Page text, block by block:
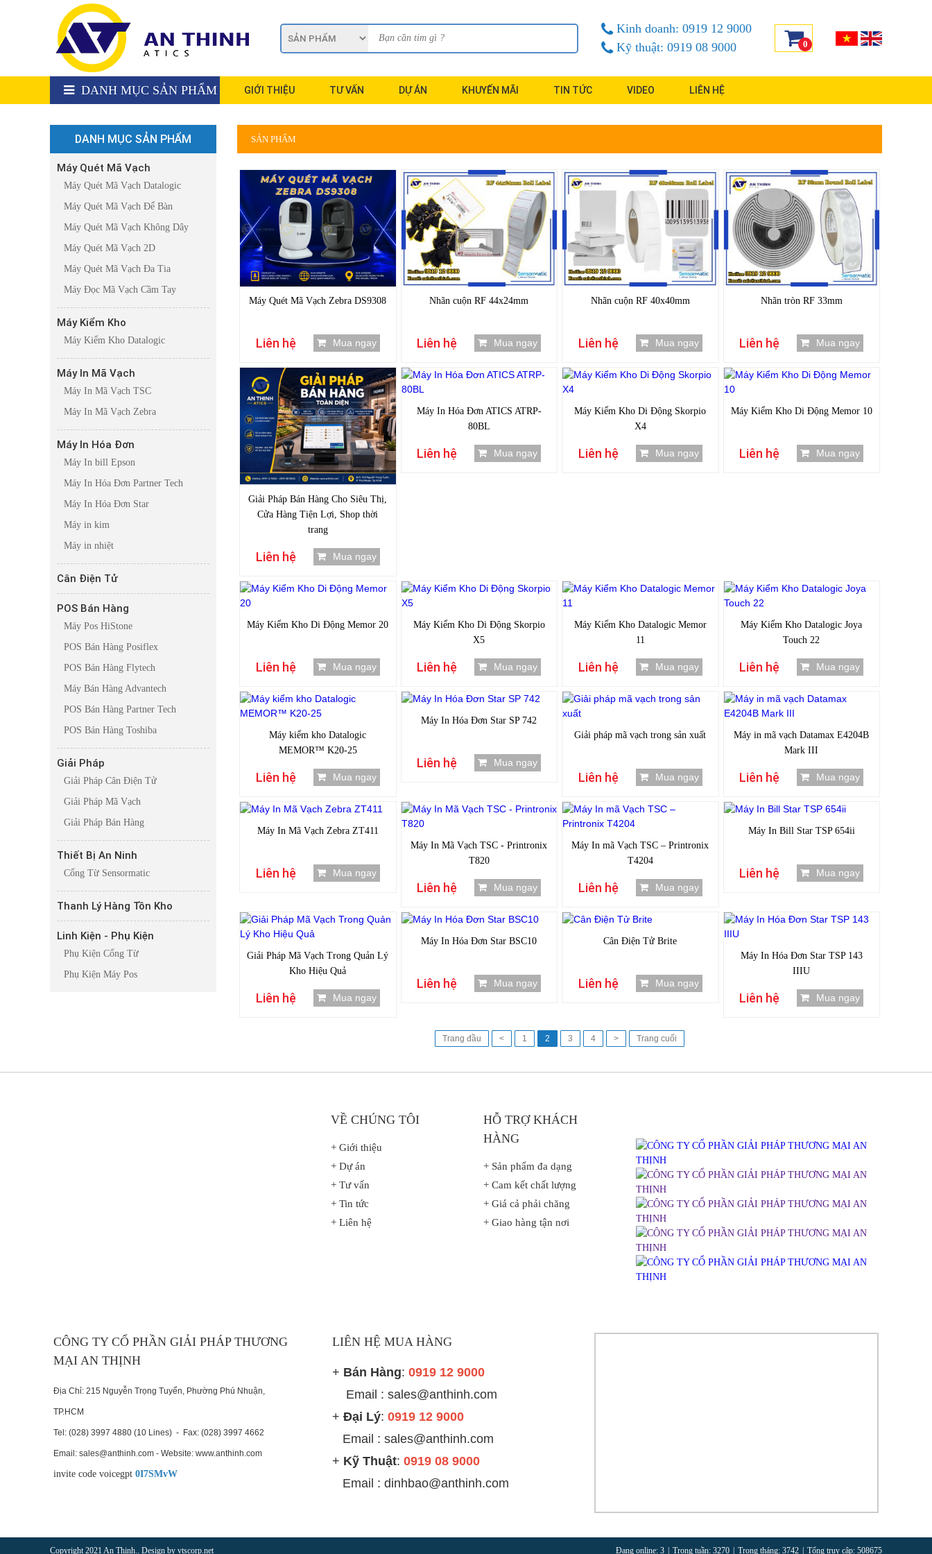
Kinh doanh: 0919 12 9000
Kỹ thuật: 0919 08 9000
0
DANH MỤC SẢN PHẨM GIỚI THIỆU TƯ VẤN DỰ ÁN KHUYẾN MÃI TIN TỨC VIDEO LIÊN HỆ
DANH MỤC SẢN PHẨM
Máy Quét Mã Vạch
Máy Quét Mã Vạch Datalogic
Máy Quét Mã Vạch Để Bàn
Máy Quét Mã Vạch Không Dây
Máy Quét Mã Vạch 2D
Máy Quét Mã Vạch Đa Tia
Máy Đọc Mã Vạch Cầm Tay
Máy Kiểm Kho
Máy Kiểm Kho Datalogic
Máy In Mã Vạch
Máy In Mã Vạch TSC
Máy In Mã Vạch Zebra
Máy In Hóa Đơn
Máy In bill Epson
Máy In Hóa Đơn Partner Tech
Máy In Hóa Đơn Star
Máy in kim
Máy in nhiệt
Cân Điện Tử
POS Bán Hàng
Máy Pos HiStone
POS Bán Hàng Posiflex
POS Bán Hàng Flytech
Máy Bán Hàng Advantech
POS Bán Hàng Partner Tech
POS Bán Hàng Toshiba
Giải Pháp
Giải Pháp Cân Điện Tử
Giải Pháp Mã Vạch
Giải Pháp Bán Hàng
Thiết Bị An Ninh
Cổng Từ Sensormatic
Thanh Lý Hàng Tồn Kho
Linh Kiện - Phụ Kiện
Phụ Kiện Cổng Từ
Phụ Kiện Máy Pos
SẢN PHẨM
Máy Quét Mã Vạch Zebra DS9308
Liên hệ Mua ngay
Nhãn cuộn RF 44x24mm
Liên hệ Mua ngay
Nhãn cuộn RF 40x40mm
Liên hệ Mua ngay
Nhãn tròn RF 33mm
Liên hệ Mua ngay
Giải Pháp Bán Hàng Cho Siêu Thị,
Cửa Hàng Tiện Lợi, Shop thời
trang
Liên hệ Mua ngay
Máy In Hóa Đơn ATICS ATRP-
80BL
Liên hệ Mua ngay
Máy Kiểm Kho Di Động Skorpio
X4
Liên hệ Mua ngay
Máy Kiểm Kho Di Động Memor 10
Liên hệ Mua ngay
Máy Kiểm Kho Di Động Memor 20
Liên hệ Mua ngay
Máy Kiểm Kho Di Động Skorpio
X5
Liên hệ Mua ngay
Máy Kiểm Kho Datalogic Memor
11
Liên hệ Mua ngay
Máy Kiểm Kho Datalogic Joya
Touch 22
Liên hệ Mua ngay
Máy kiểm kho Datalogic
MEMOR™ K20-25
Liên hệ Mua ngay
Máy In Hóa Đơn Star SP 742
Liên hệ Mua ngay
Giải pháp mã vạch trong sản xuất
Liên hệ Mua ngay
Máy in mã vạch Datamax E4204B
Mark III
Liên hệ Mua ngay
Máy In Mã Vạch Zebra ZT411
Liên hệ Mua ngay
Máy In Mã Vạch TSC - Printronix
T820
Liên hệ Mua ngay
Máy In mã Vạch TSC – Printronix
T4204
Liên hệ Mua ngay
Máy In Bill Star TSP 654ii
Liên hệ Mua ngay
Giải Pháp Mã Vạch Trong Quản Lý
Kho Hiệu Quả
Liên hệ Mua ngay
Máy In Hóa Đơn Star BSC10
Liên hệ Mua ngay
Cân Điện Tử Brite
Liên hệ Mua ngay
Máy In Hóa Đơn Star TSP 143
IIIU
Liên hệ Mua ngay
Trang đầu < 1 2 3 4 > Trang cuối
VỀ CHÚNG TÔI
+ Giới thiệu
+ Dự án
+ Tư vấn
+ Tin tức
+ Liên hệ
HỖ TRỢ KHÁCH
HÀNG
+ Sản phẩm đa dạng
+ Cam kết chất lượng
+ Giá cả phải chăng
+ Giao hàng tận nơi
CÔNG TY CỔ PHẦN GIẢI PHÁP THƯƠNG
MẠI AN THỊNH
Địa Chỉ: 215 Nguyễn Trọng Tuyển, Phường Phú Nhuận,
TP.HCM
Tel: (028) 3997 4880 (10 Lines) - Fax: (028) 3997 4662
Email: sales@anthinh.com - Website: www.anthinh.com
invite code voicegpt 0I7SMvW
LIÊN HỆ MUA HÀNG
+ Bán Hàng: 0919 12 9000
Email : sales@anthinh.com
+ Đại Lý: 0919 12 9000
Email : sales@anthinh.com
+ Kỹ Thuật: 0919 08 9000
Email : dinhbao@anthinh.com
Copyright 2021 An Thịnh.. Design by vtscorp.net Đang online: 3 | Trong tuần: 3270 | Trong tháng: 3742 | Tổng truy cập: 508675